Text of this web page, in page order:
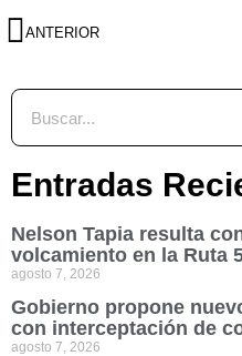
ANTERIOR
Entradas
Nelson Tapia resulta
volcamiento en la Ruta
agosto 7, 2026
Gobierno propone
con interceptación de
agosto 7, 2026